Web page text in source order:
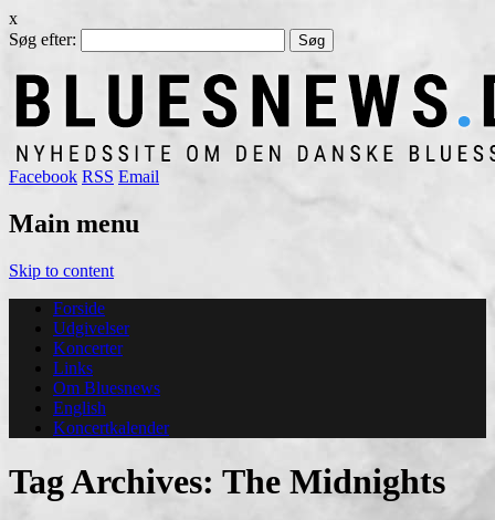
x
Søg efter:
Facebook RSS Email
Main menu
Skip to content
Forside
Udgivelser
Koncerter
Links
Om Bluesnews
English
Koncertkalender
Tag Archives: The Midnights